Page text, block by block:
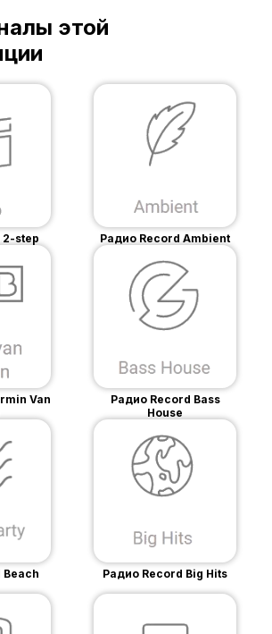
этой
2-step Радио Record Ambient
Van
Радио Record Bass
House
Beach
Радио Record Big Hits